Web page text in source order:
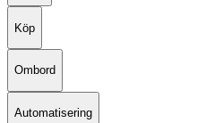
Köp
Ombord
Automatisering